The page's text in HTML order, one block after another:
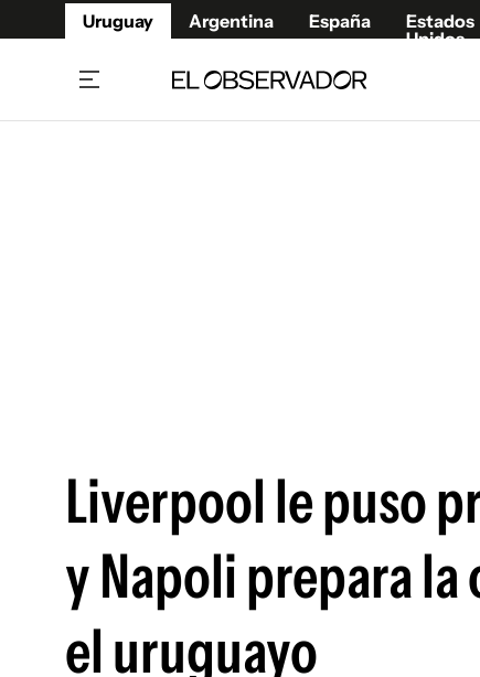
Uruguay Argentina España
Estados
Unidos
Liverpool le puso
y Napoli prepara
el uruguayo